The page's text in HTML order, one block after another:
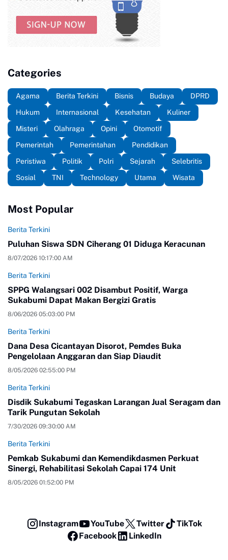
Categories
Agama Berita Terkini Bisnis Budaya
DPRD
Hukum
Internasional Kesehatan
Kuliner
Misteri
Olahraga Opini
Otomotif
Pemerintah
Pemerintahan
Pendidikan
Peristiwa
Politik Polri Sejarah
Selebritis
Sosial
TNI Technology Utama Wisata
Most Popular
Berita Terkini
Puluhan Siswa SDN Ciherang 01 Diduga Keracunan
8/07/2026 10:17:00 AM
Berita Terkini
SPPG Walangsari 002 Disambut Positif, Warga
Sukabumi Dapat Makan Bergizi Gratis
8/06/2026 05:03:00 PM
Berita Terkini
Dana Desa Cicantayan Disorot, Pemdes Buka
Pengelolaan Anggaran dan Siap Diaudit
8/05/2026 02:55:00 PM
Berita Terkini
Disdik Sukabumi Tegaskan Larangan Jual Seragam dan
Tarik Pungutan Sekolah
7/30/2026 09:30:00 AM
Berita Terkini
Pemkab Sukabumi dan Kemendikdasmen Perkuat
Sinergi, Rehabilitasi Sekolah Capai 174 Unit
8/05/2026 01:52:00 PM
Instagram YouTube Twitter
TikTok
Facebook
LinkedIn